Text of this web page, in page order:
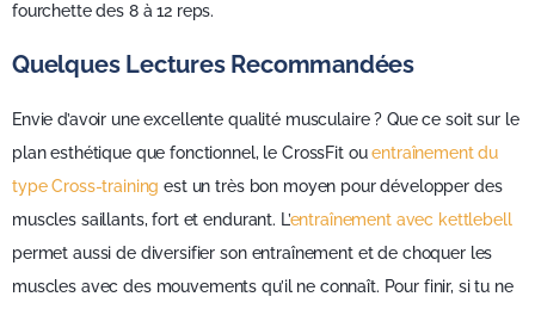
fourchette des 8 à 12 reps.
Quelques Lectures Recommandées
Envie d’avoir une excellente qualité musculaire ? Que ce soit sur le
plan esthétique que fonctionnel, le CrossFit ouentraînement du
type Cross-training est un très bon moyen pour développer des
muscles saillants, fort et endurant. L’entraînement avec kettlebell
permet aussi de diversifier son entraînement et de choquer les
muscles avec des mouvements qu’il ne connaît. Pour finir, si tu ne